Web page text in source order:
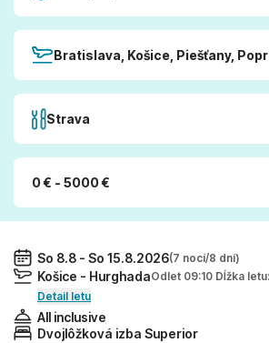
Bratislava, Košice, Piešťany,
Strava
0 € - 5000 €
So 8.8 - So 15.8.2026(7 nocí/8 dní)
Košice - HurghadaOdlet 09:10 Dĺžka
Detail letu
All inclusive
Dvojlôžková izba Superior